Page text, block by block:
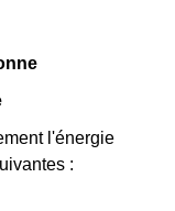
l'énergie
: